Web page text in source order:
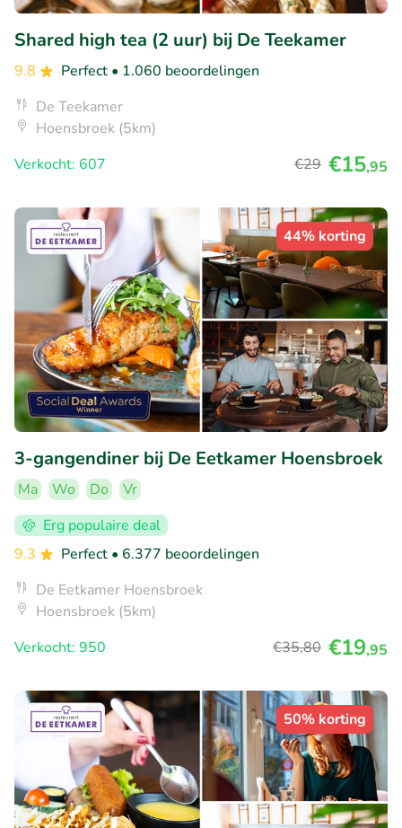
Shared high tea (2 uur) bij De Teekamer
9.8 Perfect • 1.060 beoordelingen
De Teekamer
Hoensbroek (5km)
Verkocht: 607
€29 €15,95
44% korting
3-gangendiner bij De Eetkamer Hoensbroek
Ma Wo Do
Vr
Erg populaire deal
9.3
Perfect • 6.377 beoordelingen
De Eetkamer Hoensbroek
Hoensbroek (5km)
Verkocht: 950
€35,80 €19,95
50% korting